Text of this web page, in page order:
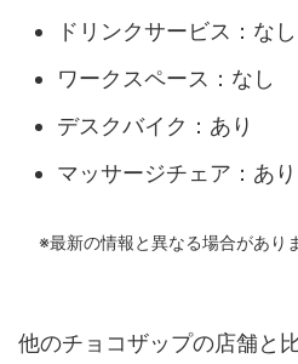
ドリンクサービス：なし
ワークスペース：なし
デスクバイク：あり
マッサージチェア：あり
※最新の情報と異なる場合があり
他のチョコザップの店舗と